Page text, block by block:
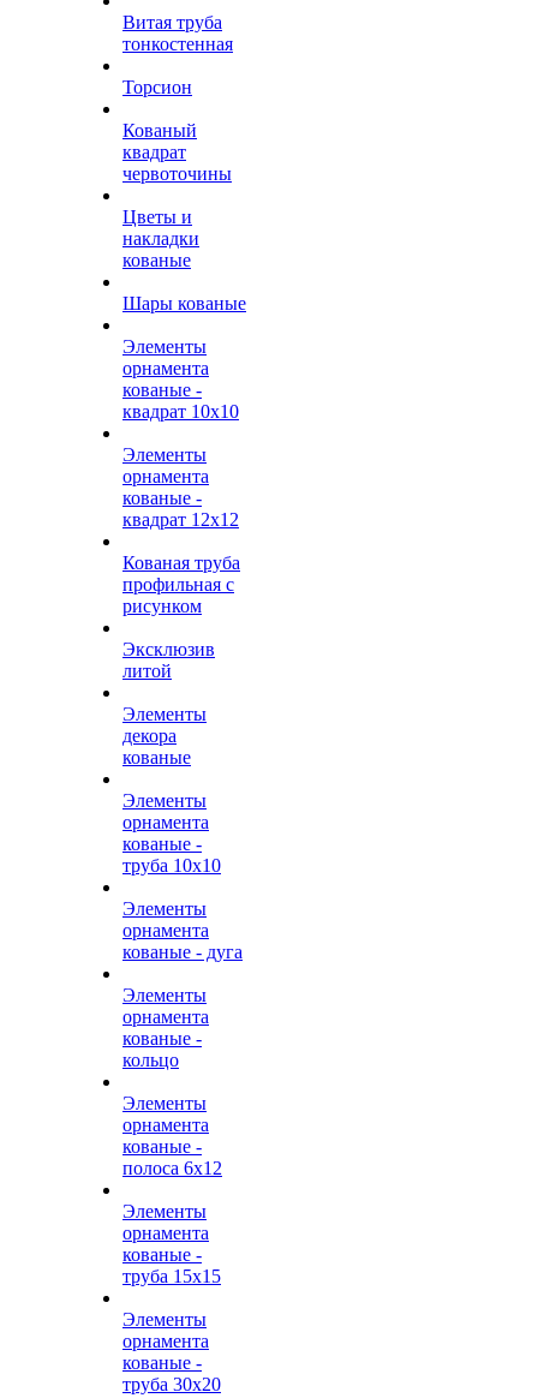
Витая труба
тонкостенная
Торсион
Кованый
квадрат
червоточины
Цветы и
накладки
кованые
Шары кованые
Элементы
орнамента
кованые -
квадрат 10х10
Элементы
орнамента
кованые -
квадрат 12х12
Кованая труба
профильная с
рисунком
Эксклюзив
литой
Элементы
декора
кованые
Элементы
орнамента
кованые -
труба 10х10
Элементы
орнамента
кованые - дуга
Элементы
орнамента
кованые -
кольцо
Элементы
орнамента
кованые -
полоса 6х12
Элементы
орнамента
кованые -
труба 15х15
Элементы
орнамента
кованые -
труба 30х20